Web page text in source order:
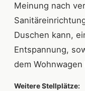
Meinung nach
Duschen kann,
Entspannung,
dem
Weitere Stellplätze: